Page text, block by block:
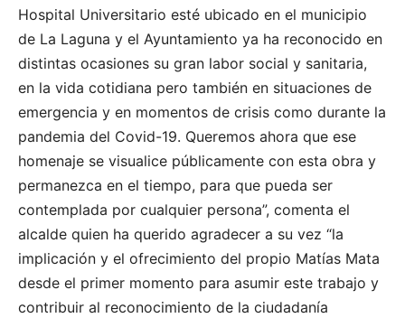
Hospital Universitario esté ubicado en el municipio
de La Laguna y el Ayuntamiento ya ha reconocido en
distintas ocasiones su gran labor social y sanitaria,
en la vida cotidiana pero también en situaciones de
emergencia y en momentos de crisis como durante la
pandemia del Covid-19. Queremos ahora que ese
homenaje se visualice públicamente con esta obra y
permanezca en el tiempo, para que pueda ser
contemplada por cualquier persona”, comenta el
alcalde quien ha querido agradecer a su vez “la
implicación y el ofrecimiento del propio Matías Mata
desde el primer momento para asumir este trabajo y
contribuir al reconocimiento de la ciudadanía